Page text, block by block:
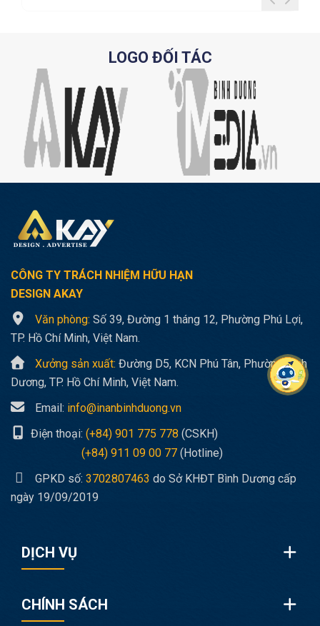
LOGO ĐỐI TÁC
CÔNG TY TRÁCH NHIỆM HỮU HẠN
DESIGN AKAY
Văn phòng: Số 39, Đường 1 tháng 12, Phường Phú Lợi,
TP. Hồ Chí Minh, Việt Nam.
Xưởng sản xuất: Đường D5, KCN Phú Tân, Phường Bình
Dương, TP. Hồ Chí Minh, Việt Nam.
Email: info@inanbinhduong.vn
Điện thoại: (+84) 901 775 778 (CSKH)
(+84) 911 09 00 77 (Hotline)
GPKD số: 3702807463 do Sở KHĐT Bình Dương cấp
ngày 19/09/2019
DỊCH VỤ
CHÍNH SÁCH